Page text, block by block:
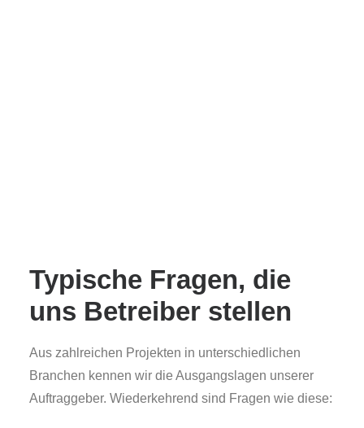
Typische Fragen, die
uns Betreiber stellen
Aus zahlreichen Projekten in unterschiedlichen
Branchen kennen wir die Ausgangslagen unserer
Auftraggeber. Wiederkehrend sind Fragen wie diese: